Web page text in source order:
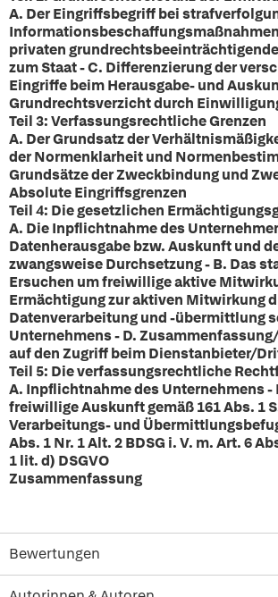
A. Der Eingriffsbegriff bei
privaten
zum Staat - C. Differenzierung der
Eingriffe beim Herausgabe- und
Grundrechtsverzicht durch
Teil 3: Verfassungsrechtliche Grenzen
A. Der Grundsatz der
der Normenklarheit und
Grundsätze der Zweckbindung und
Absolute Eingriffsgrenzen
Teil 4: Die gesetzlichen
A. Die Inpflichtnahme des
Datenherausgabe bzw. Auskunft und
zwangsweise Durchsetzung - B. Das
Ersuchen um freiwillige aktive
Ermächtigung zur aktiven Mitwirkung
Datenverarbeitung und -übermittlung
Unternehmens - D.
auf den Zugriff beim Dienstanbieter/
Teil 5: Die verfassungsrechtliche
A. Inpflichtnahme des Unternehmens -
freiwillige Auskunft gemäß 161 Abs. 1
Verarbeitungs- und
Abs. 1 Nr. 1 Alt. 2 BDSG i. V. m. Art. 6
1 lit. d) DSGVO
Zusammenfassung
Bewertungen